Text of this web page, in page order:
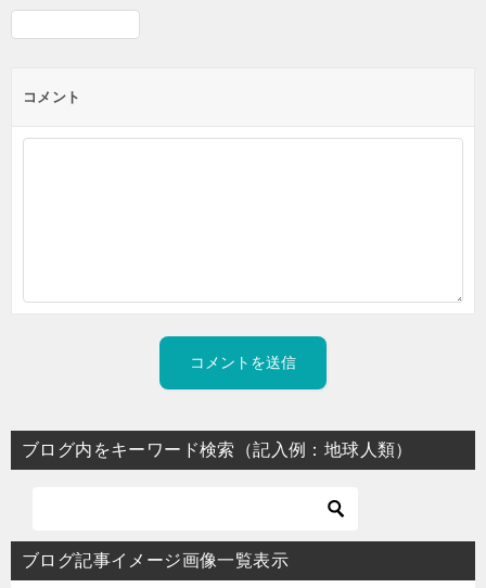
コメント
ブログ内をキーワード検索（記入例：地球人類）
ブログ記事イメージ画像一覧表示